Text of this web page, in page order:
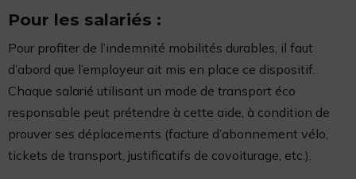
Pour les salariés :
Pour profiter de l’indemnité mobilités durables, il faut
d’abord que l’employeur ait mis en place ce dispositif.
Chaque salarié utilisant un mode de transport éco
responsable peut prétendre à cette aide, à condition de
prouver ses déplacements (facture d’abonnement vélo,
tickets de transport, justificatifs de covoiturage, etc.).